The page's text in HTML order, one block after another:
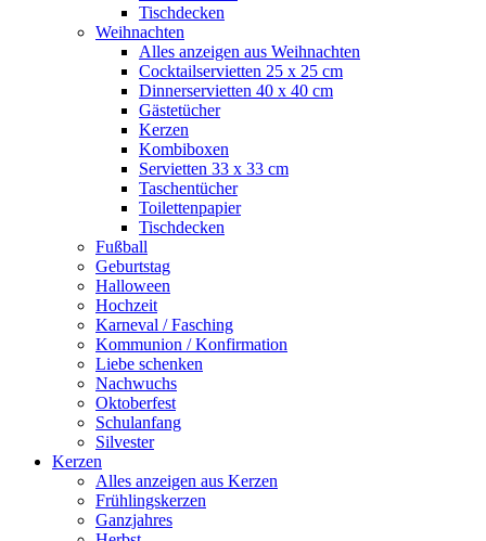
Tischdecken
Weihnachten
Alles anzeigen aus Weihnachten
Cocktailservietten 25 x 25 cm
Dinnerservietten 40 x 40 cm
Gästetücher
Kerzen
Kombiboxen
Servietten 33 x 33 cm
Taschentücher
Toilettenpapier
Tischdecken
Fußball
Geburtstag
Halloween
Hochzeit
Karneval / Fasching
Kommunion / Konfirmation
Liebe schenken
Nachwuchs
Oktoberfest
Schulanfang
Silvester
Kerzen
Alles anzeigen aus Kerzen
Frühlingskerzen
Ganzjahres